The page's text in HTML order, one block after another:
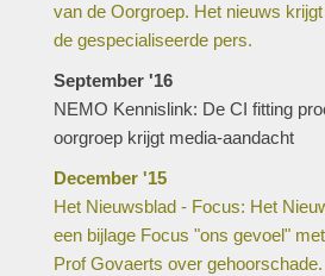
van de Oorgroep. Het nieuws
de gespecialiseerde pers.
September '16
NEMO Kennislink: De CI fitting
oorgroep krijgt media-aandacht
December '15
Het Nieuwsblad - Focus: Het
een bijlage Focus "ons gevoel"
Prof Govaerts over gehoorschade.